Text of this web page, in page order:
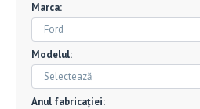
Marca:
Ford
Modelul:
Selectează
Anul fabricației: